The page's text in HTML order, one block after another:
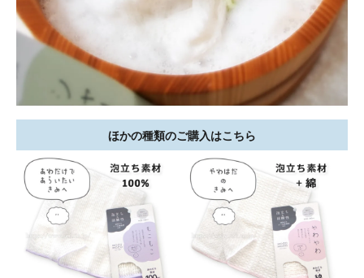
ほかの種類のご購入はこちら